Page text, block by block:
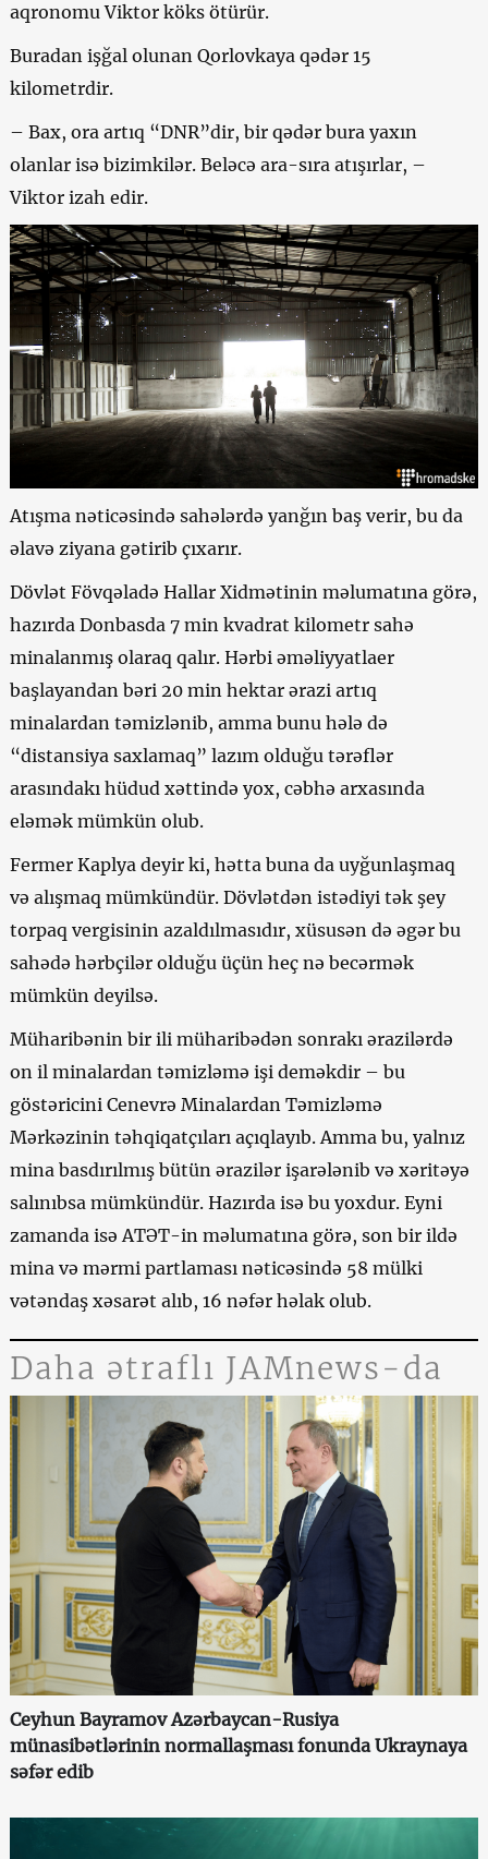
aqronomu Viktor köks ötürür.
Buradan işğal olunan Qorlovkaya qədər 15
kilometrdir.
– Bax, ora artıq “DNR”dir, bir qədər bura yaxın
olanlar isə bizimkilər. Beləcə ara-sıra atışırlar, –
Viktor izah edir.
Atışma nəticəsində sahələrdə yanğın baş verir, bu da
əlavə ziyana gətirib çıxarır.
Dövlət Fövqəladə Hallar Xidmətinin məlumatına görə,
hazırda Donbasda 7 min kvadrat kilometr sahə
minalanmış olaraq qalır. Hərbi əməliyyatlaer
başlayandan bəri 20 min hektar ərazi artıq
minalardan təmizlənib, amma bunu hələ də
“distansiya saxlamaq” lazım olduğu tərəflər
arasındakı hüdud xəttində yox, cəbhə arxasında
eləmək mümkün olub.
Fermer Kaplya deyir ki, hətta buna da uyğunlaşmaq
və alışmaq mümkündür. Dövlətdən istədiyi tək şey
torpaq vergisinin azaldılmasıdır, xüsusən də əgər bu
sahədə hərbçilər olduğu üçün heç nə becərmək
mümkün deyilsə.
Müharibənin bir ili müharibədən sonrakı ərazilərdə
on il minalardan təmizləmə işi deməkdir – bu
göstəricini Cenevrə Minalardan Təmizləmə
Mərkəzinin təhqiqatçıları açıqlayıb. Amma bu, yalnız
mina basdırılmış bütün ərazilər işarələnib və xəritəyə
salınıbsa mümkündür. Hazırda isə bu yoxdur. Eyni
zamanda isə ATƏT-in məlumatına görə, son bir ildə
mina və mərmi partlaması nəticəsində 58 mülki
vətəndaş xəsarət alıb, 16 nəfər həlak olub.
Daha ətraflı JAMnews-da
Ceyhun Bayramov Azərbaycan-Rusiya
münasibətlərinin normallaşması fonunda Ukraynaya
səfər edib